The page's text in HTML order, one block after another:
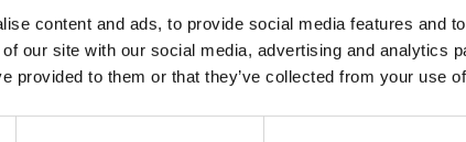
content and ads, to provide social media features and
our site with our social media, advertising and analytics
provided to them or that they’ve collected from your use